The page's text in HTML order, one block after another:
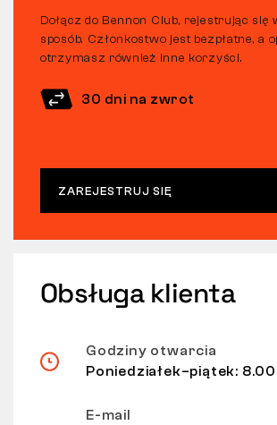
Dołącz do Bennon Club, rejestrując się
sposób. Członkostwo jest bezpłatne, a
otrzymasz również inne korzyści.
30 dni na zwrot
ZAREJESTRUJ SIĘ
Obsługa klienta
Godziny otwarcia
Poniedziałek–piątek:
E-mail